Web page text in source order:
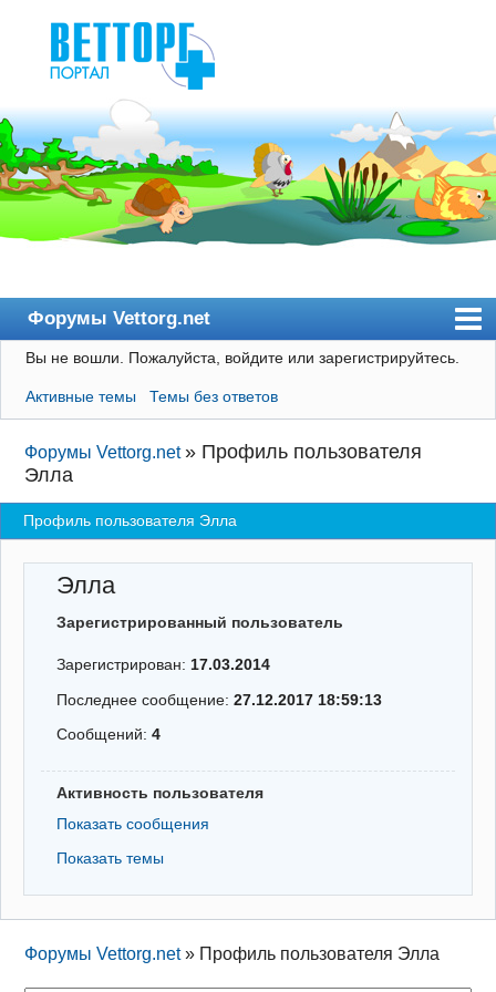
Форумы Vettorg.net
Главная
Пользователи
Правила
Поиск
Регистрация
Вход
Вы не вошли. Пожалуйста, войдите или зарегистрируйтесь.
Активные темы Темы без ответов
Форумы Vettorg.net » Профиль пользователя
Элла
Профиль пользователя Элла
Элла
Зарегистрированный пользователь
Зарегистрирован:17.03.2014
Последнее сообщение:27.12.2017 18:59:13
Сообщений:4
Активность пользователя
Показать сообщения
Показать темы
Форумы Vettorg.net » Профиль пользователя Элла